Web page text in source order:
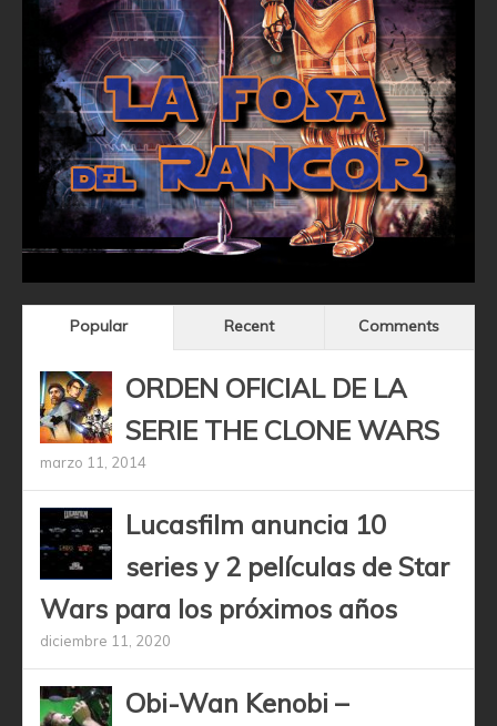
Popular Recent Comments
ORDEN OFICIAL DE LA
SERIE THE CLONE WARS
marzo 11, 2014
Lucasfilm anuncia 10
series y 2 películas de Star
Wars para los próximos años
diciembre 11, 2020
Obi-Wan Kenobi –